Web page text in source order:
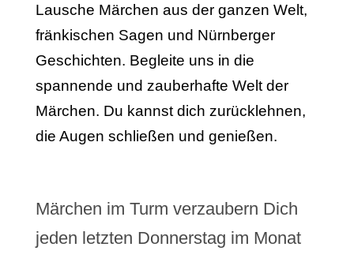
Lausche Märchen aus der ganzen Welt,
fränkischen Sagen und Nürnberger
Geschichten. Begleite uns in die
spannende und zauberhafte Welt der
Märchen. Du kannst dich zurücklehnen,
die Augen schließen und genießen.
Märchen im Turm verzaubern Dich
jeden letzten Donnerstag im Monat